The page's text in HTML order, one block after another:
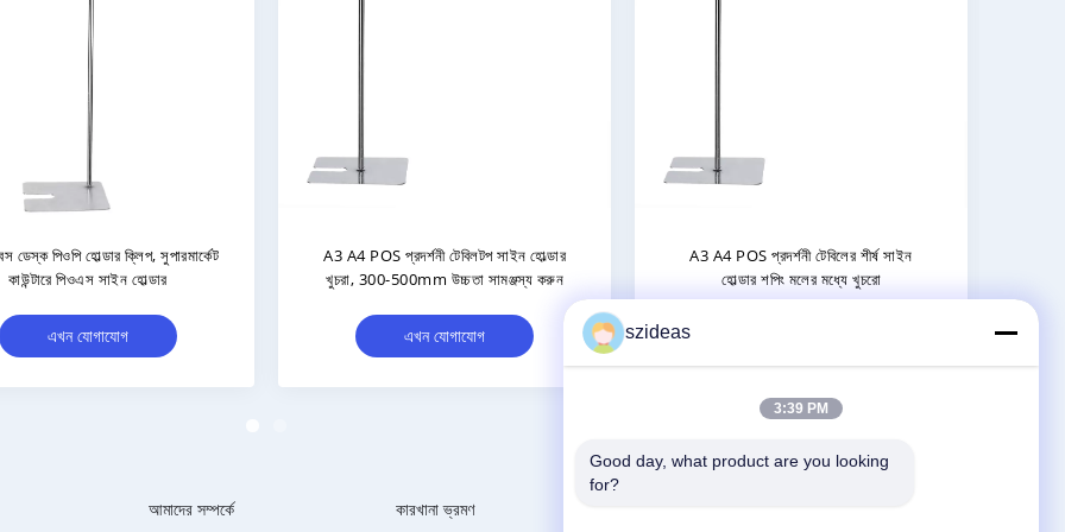
সাদা পাউডার পেইন্টিং সহ নিয়মিত উচ্চতা পিওএস
সাইন হোল্ডার ডিসপ্লে স্ট্যান্ড
ফ্রি স্ট্যান্ডিং POS সাইন হোল্ডার A3 বা A4
ফ্লোর সাইন হোল্ডারগুলির জন্য 1100-2100
মিমি
এখন যোগাযোগ
আলোকসজ্জা পিওএস সাইন হোল্ডার
এখন যোগাযোগ
আমাদের সম্পর্কে কারখানা ভ্রমণ
szideas
3:39 PM
Good day, what product are you looking
for?